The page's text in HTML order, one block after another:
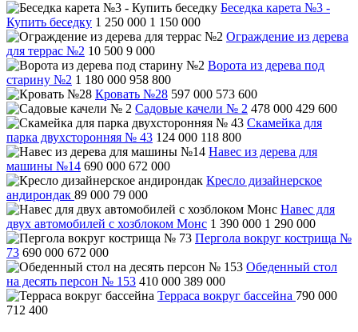
Беседка карета №3 -
Купить беседку 1 250 000 1 150 000
Ограждение из дерева
для террас №2 10 500 9 000
Ворота из дерева под
старину №2 1 180 000 958 800
Кровать №28 597 000 573 600
Садовые качели № 2 478 000 429 600
Скамейка для
парка двухсторонняя № 43 124 000 118 800
Навес из дерева для
машины №14 690 000 672 000
Кресло дизайнерское
андирондак 89 000 79 000
Навес для
двух автомобилей с хозблоком Монс 1 390 000 1 290 000
Пергола вокруг кострища №
73 690 000 672 000
Обеденный стол
на десять персон № 153 410 000 389 000
Терраса вокруг бассейна 790 000
712 400